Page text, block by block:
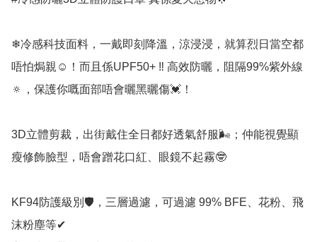
❄冷感科技面料，一戴即刻降溫，涼浸浸，就算烈日當空都
唔怕焗親☺！而且係UPF50+ ‼️ 高效防曬，阻隔99%紫外線
🔅，保護你嘅面部唔會曬黑曬傷💓！
3D立體剪裁，出街戴住全日都好透氣舒服🌬；仲能視覺顯
瘦修飾臉型，唔會蹭花口紅、眼鏡不起霧🤓
KF94防護級別🛡，三層過濾，可過濾 99% BFE、花粉、飛
沫粉塵等✔